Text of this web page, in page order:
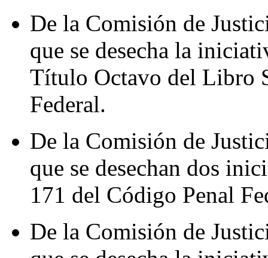
De la Comisión de
que se desecha la
Título Octavo del Libro
Federal.
De la Comisión de
que se desechan dos
171 del Código Penal
De la Comisión de